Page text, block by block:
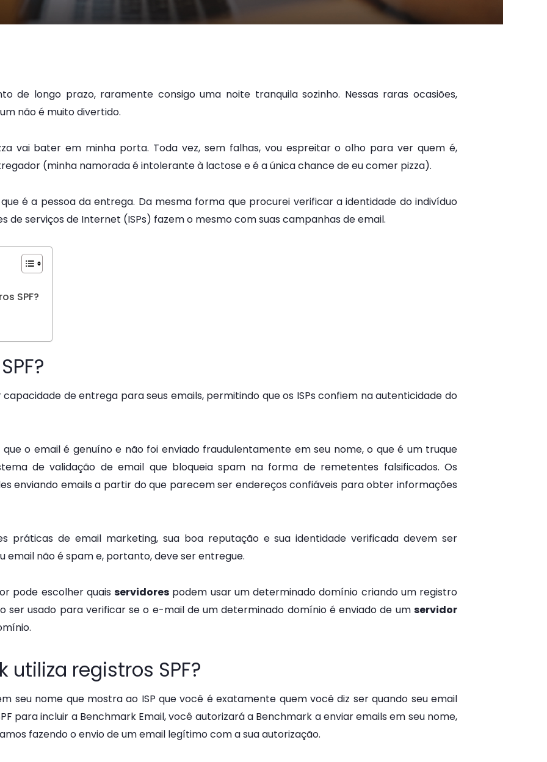
de longo prazo, raramente consigo uma noite tranquila sozinho. Nessas raras ocasiões,
não é muito divertido.
vai bater em minha porta. Toda vez, sem falhas, vou espreitar o olho para ver quem é,
(minha namorada é intolerante à lactose e é a única chance de eu comer pizza).
é a pessoa da entrega. Da mesma forma que procurei verificar a identidade do indivíduo
de serviços de Internet (ISPs) fazem o mesmo com suas campanhas de email.
SPF?
de entrega para seus emails, permitindo que os ISPs confiem na autenticidade do
que o email é genuíno e não foi enviado fraudulentamente em seu nome, o que é um truque
de validação de email que bloqueia spam na forma de remetentes falsificados. Os
enviando emails a partir do que parecem ser endereços confiáveis para obter informações
práticas de email marketing, sua boa reputação e sua identidade verificada devem ser
email não é spam e, portanto, deve ser entregue.
pode escolher quais servidores podem usar um determinado domínio criando um registro
ser usado para verificar se o e-mail de um determinado domínio é enviado de um servidor
utiliza registros SPF?
seu nome que mostra ao ISP que você é exatamente quem você diz ser quando seu email
para incluir a Benchmark Email, você autorizará a Benchmark a enviar emails em seu nome,
fazendo o envio de um email legítimo com a sua autorização.